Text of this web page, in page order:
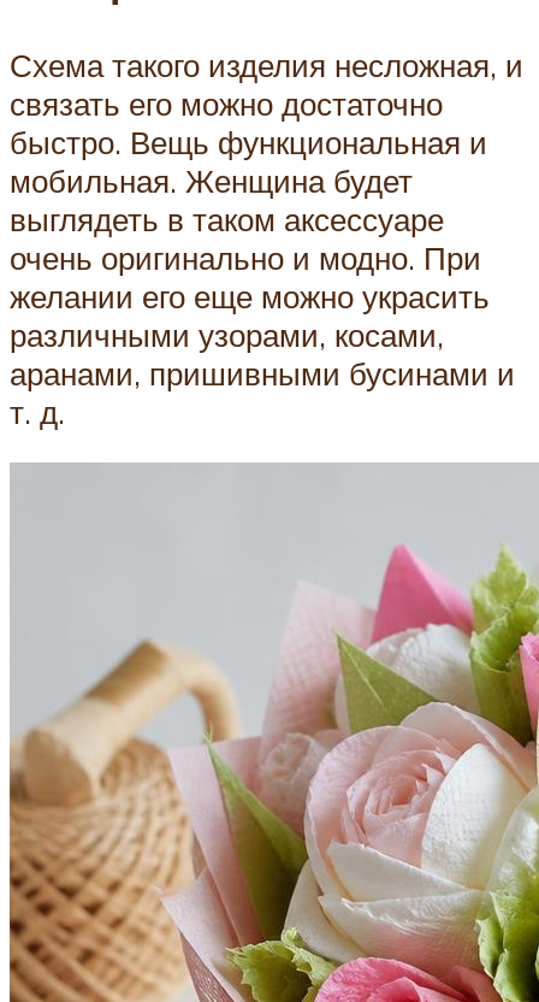
Схема такого изделия несложная, и
связать его можно достаточно
быстро. Вещь функциональная и
мобильная. Женщина будет
выглядеть в таком аксессуаре
очень оригинально и модно. При
желании его еще можно украсить
различными узорами, косами,
аранами, пришивными бусинами и
т. д.